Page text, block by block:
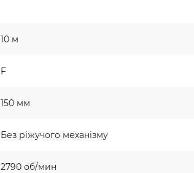
10 м
F
150 мм
Без ріжучого механізму
2790 об/мин